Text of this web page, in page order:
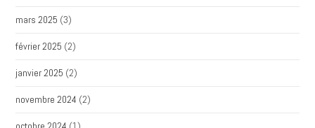
mars 2025 (3)
février 2025 (2)
janvier 2025 (2)
novembre 2024 (2)